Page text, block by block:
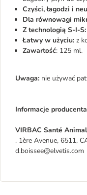
Czyści, łagodzi i
Dla równowagi
Z technologią S-I-S:
Łatwy w użyciu: z
Zawartość: 125 ml.
Uwaga: nie używać
Informacje producenta
VIRBAC Santé
. 1ère Avenue, 6511,
d.boissee@elvetis.com